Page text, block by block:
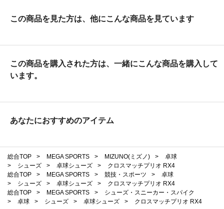
この商品を見た方は、他にこんな商品を見ています
この商品を購入された方は、一緒にこんな商品を購入して
います。
あなたにおすすめのアイテム
総合TOP > MEGA SPORTS > MIZUNO(ミズノ) >
卓球
>
シューズ > 卓球シューズ >
クロスマッチプリオ RX4
総合TOP
> MEGA SPORTS > 競技・スポーツ >
卓球
>
シューズ > 卓球シューズ >
クロスマッチプリオ RX4
総合TOP
> MEGA SPORTS >
シューズ・スニーカー・スパイク
>
卓球 > シューズ > 卓球シューズ > クロスマッチプリオ RX4